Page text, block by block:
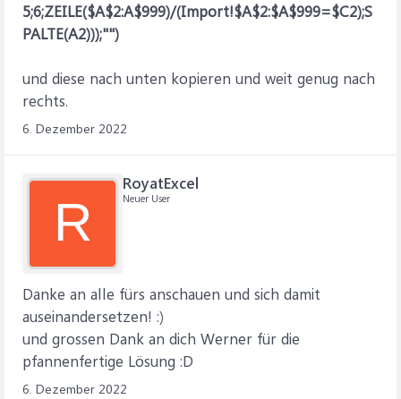
5;6;ZEILE($A$2:A$999)/(Import!$A$2:$A$999=$C2);S
PALTE(A2)));"")
und diese nach unten kopieren und weit genug nach
rechts.
6. Dezember 2022
R
RoyatExcel
Neuer User
Danke an alle fürs anschauen und sich damit
auseinandersetzen! :)
und grossen Dank an dich Werner für die
pfannenfertige Lösung :D
6. Dezember 2022